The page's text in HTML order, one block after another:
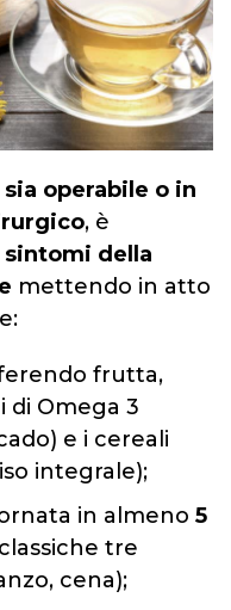
sia operabile o in
, è
della
mettendo in atto
frutta,
di Omega 3
e i cereali
integrale);
in almeno 5
tre
cena);